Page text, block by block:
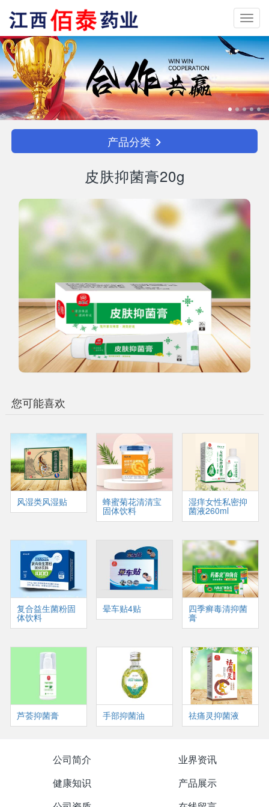
产品分类
皮肤抑菌膏20g
您可能喜欢
风湿类风湿贴 蜂蜜菊花清清宝
固体饮料
湿痒女性私密抑
菌液260ml
复合益生菌粉固
体饮料
晕车贴4贴 四季癣毒清抑菌
膏
芦荟抑菌膏 手部抑菌油 祛痛灵抑菌液
公司简介
业界资讯
健康知识
产品展示